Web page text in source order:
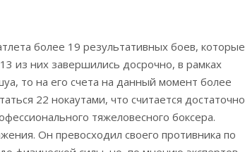
более 19 результативных боев, которые
из них завершились досрочно, в рамках
то на его счета на данный момент более
22 нокаутами, что считается достаточно
тяжеловесного боксера.
Он превосходил своего противника по